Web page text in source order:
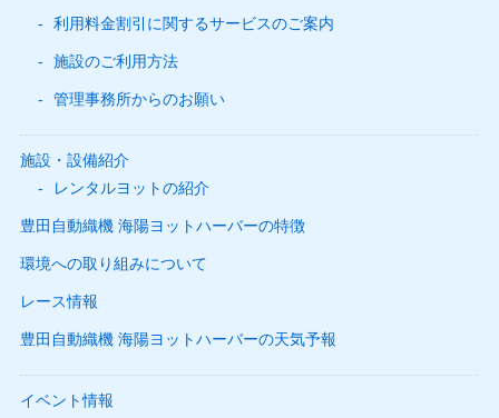
利用料金割引に関するサービスのご案内
施設のご利用方法
管理事務所からのお願い
施設・設備紹介
レンタルヨットの紹介
豊田自動織機 海陽ヨットハーバーの特徴
環境への取り組みについて
レース情報
豊田自動織機 海陽ヨットハーバーの天気予報
イベント情報